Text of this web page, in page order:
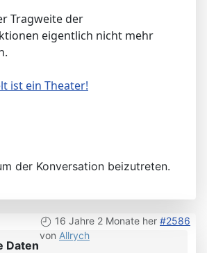
Tragweite der
eigentlich nicht mehr
ist ein Theater!
der Konversation beizutreten.
16 Jahre 2 Monate her #2586
von Allrych
Daten